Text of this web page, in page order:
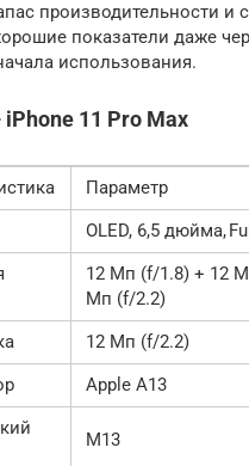
производительности и
показатели даже
использования.
iPhone 11 Pro Max
Параметр
OLED, 6,5 дюйма,
12 Мп (f/1.8) + 12
Мп (f/2.2)
12 Мп (f/2.2)
Apple A13
M13